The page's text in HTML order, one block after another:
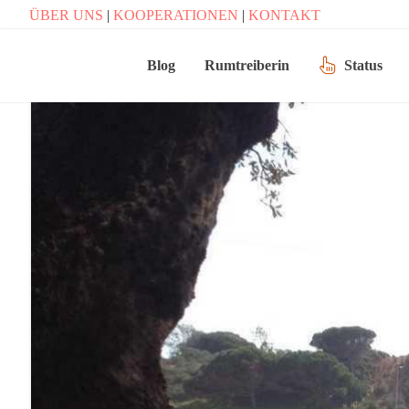
ÜBER UNS | KOOPERATIONEN | KONTAKT
Blog Rumtreiberin Status